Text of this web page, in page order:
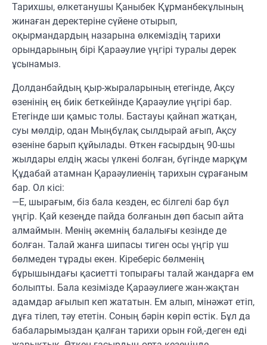
Тарихшы, өлкетанушы Қаныбек Құрманбекұлының
жинаған деректеріне сүйене отырып,
оқырмандардың назарына өлкеміздің тарихи
орындарының бірі Қараәулие үңгірі туралы дерек
ұсынамыз.
Долданбайдың қыр-жыраларының етегінде, Ақсу
өзенінің ең биік беткейінде Қараәулие үңгірі бар.
Етегінде ши қамыс толы. Бастауы қайнап жатқан,
суы мөлдір, одан Мыңбұлақ сылдырай ағып, Ақсу
өзеніне барып құйылады. Өткен ғасырдың 90-шы
жылдары елдің жасы үлкені болған, бүгінде марқұм
Құдабай атамнан Қараәулиенің тарихын сұрағаным
бар. Ол кісі:
—Е, шырағым, біз бала кезден, ес білгелі бар бұл
үңгір. Қай кезеңде пайда болғанын дөп басып айта
алмаймын. Менің әкемнің балалығы кезінде де
болған. Талай жанға шипасы тиген осы үңгір үш
бөлмеден тұрады екен. Кіреберіс бөлменің
бұрышындағы қасиетті топырағы талай жандарға ем
болыпты. Бала кезімізде Қараәулиеге жан-жақтан
адамдар ағылып кеп жататын. Ем алып, мінәжәт етіп,
дұға тілеп, тәу ететін. Соның бәрін көріп өстік. Бұл да
бабаларымыздан қалған тарихи орын ғой,-деген еді